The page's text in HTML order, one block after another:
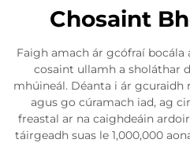
Chosaint
Faigh amach ár gcófraí bocála
cosaint ullamh a sholáthar
mhúineál. Déanta i ár
agus go cúramach iad, ag
freastal ar na caighdeáin
táirgeadh suas le 1,000,000